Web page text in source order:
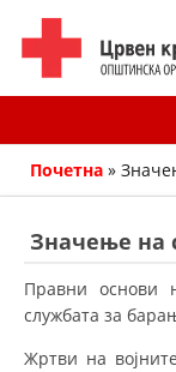
Почетна »
Значење на
Правни основи
службата за
Жртви на